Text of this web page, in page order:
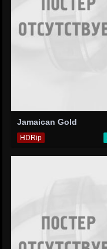
Jamaican Gold
HDRip